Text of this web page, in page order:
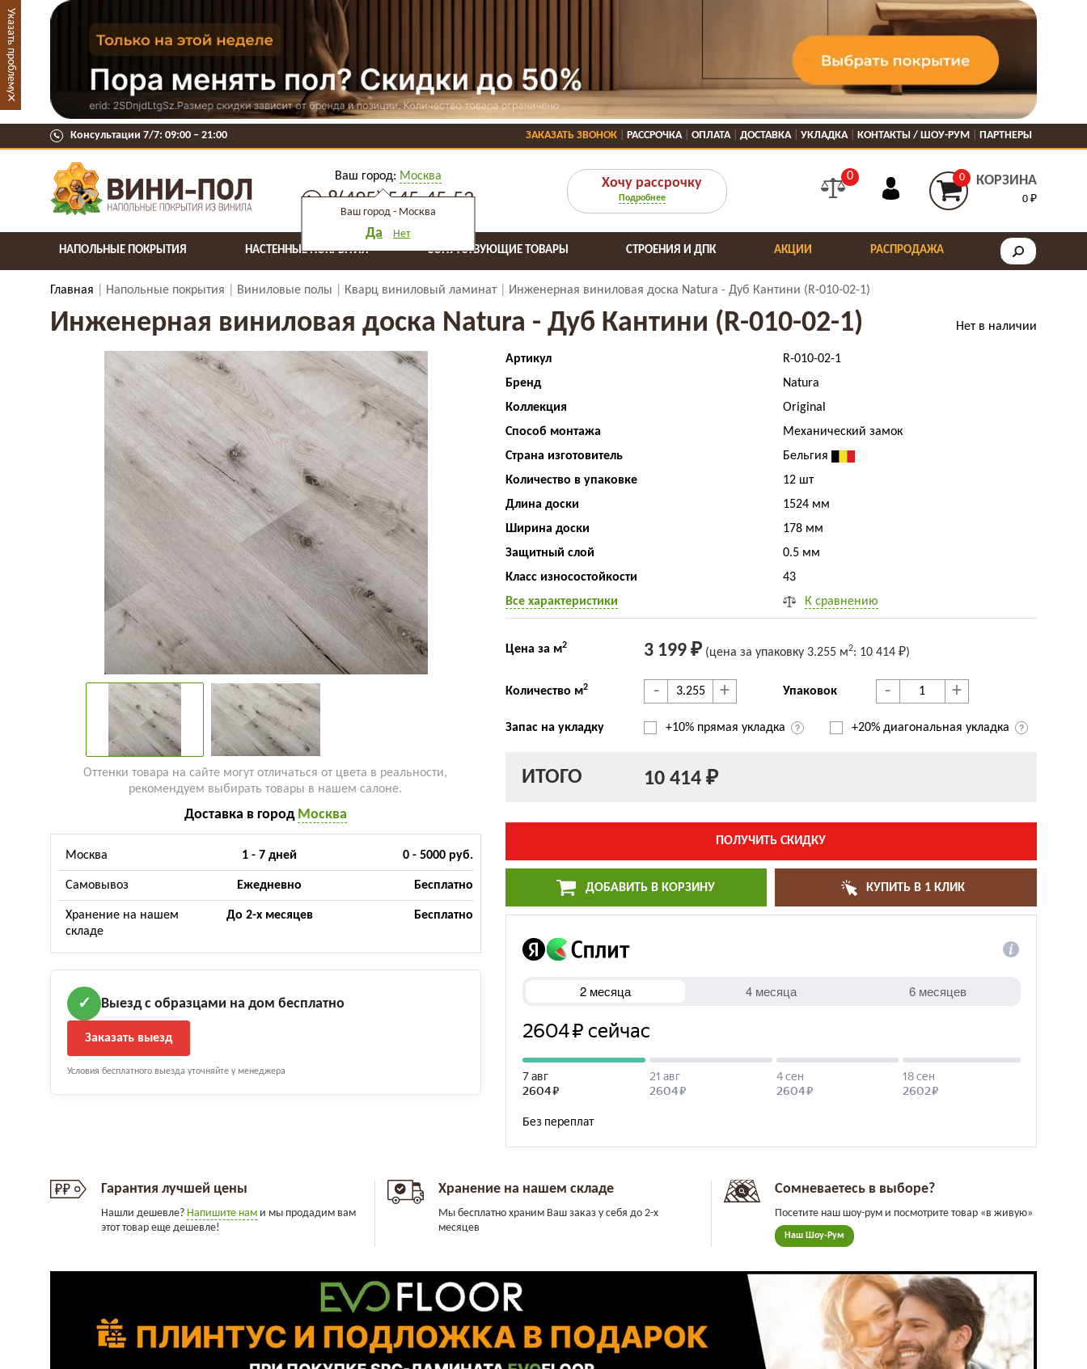
Консультации 7/7: 09:00 ‒ 21:00 ЗАКАЗАТЬ ЗВОНОК РАССРОЧКА ОПЛАТА ДОСТАВКА УКЛАДКА КОНТАКТЫ / ШОУ-РУМ ПАРТНЕРЫ
Ваш город: Москва
Ваш город - Москва
Да Нет
8(495) 545-45-53
Хочу рассрочку
Подробнее
0 0 КОРЗИНА
0 ₽
НАПОЛЬНЫЕ ПОКРЫТИЯ НАСТЕННЫЕ ПОКРЫТИЯ СОПУТСТВУЮЩИЕ ТОВАРЫ РАСПРОДАЖА
СТРОЕНИЯ И ДПК АКЦИИ
Главная Напольные покрытия Виниловые полы Кварц виниловый ламинат Инженерная виниловая доска Natura - Дуб Кантини (R-010-02-1)
Нет в наличии
Инженерная виниловая доска Natura - Дуб Кантини (R-010-02-1)
Оттенки товара на сайте могут отличаться от цвета в реальности,
рекомендуем выбирать товары в нашем салоне.
Доставка в город Москва
Москва 1 - 7 дней 0 - 5000 руб.
Самовывоз Ежедневно Бесплатно
Хранение на нашем
складе
До 2-х месяцев Бесплатно
✓ Выезд с образцами на дом бесплатно
Заказать выезд
Условия бесплатного выезда уточняйте у менеджера
Артикул
R-010-02-1
Бренд
Natura
Коллекция
Original
Способ монтажа
Механический замок
Страна изготовитель
Бельгия
Количество в упаковке
12 шт
Длина доски
1524 мм
Ширина доски
178 мм
Защитный слой
0.5 мм
Класс износостойкости
43
Все характеристики
К сравнению
Цена за м2 3 199 ₽ (цена за упаковку 3.255 м2: 10 414 ₽)
Количество м2 - + Упаковок - +
Запас на укладку +10% прямая укладка +20% диагональная укладка
ИТОГО 10 414 ₽
ПОЛУЧИТЬ СКИДКУ
ДОБАВИТЬ В КОРЗИНУ КУПИТЬ В 1 КЛИК
Гарантия лучшей цены
Нашли дешевле? Напишите нам и мы продадим вам
этот товар еще дешевле!
Хранение на нашем складе
Мы бесплатно храним Ваш заказ у себя до 2-х
месяцев
Сомневаетесь в выборе?
Посетите наш шоу-рум и посмотрите товар «в живую»
Наш Шоу-Рум
Указать проблему
×